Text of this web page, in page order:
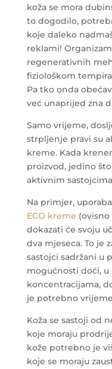
koža se mora
to dogodilo,
koje daleko
reklami!
regenerativnih
fiziološkom
Pa tko onda
već unaprijed zna
Samo vrijeme,
strpljenje pravi su
kreme. Kada
proizvod, jedino
aktivnim
Na primjer, uporaba
ECO kreme
dokazati će svoju
dva mjeseca. To je
sastojci sadržani u
mogućnosti doći, u
koncentracijama,
je potrebno
Koža se sastoji od
koje moraju
kože potrebno je
koje se moraju